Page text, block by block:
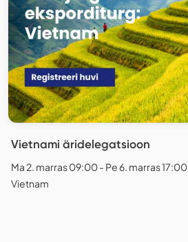
Vietnami äridelegatsioon
Ma 2. marras 09:00 - Pe 6. marras 17:00
Vietnam